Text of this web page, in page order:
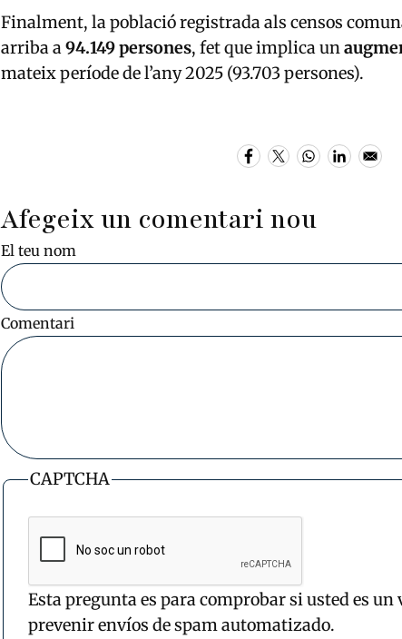
Finalment, la població registrada als censos
arriba a94.149 persones, fet que implica un
mateix període de l’any 2025 (93.703 persones).
Afegeix un comentari nou
El teu nom
Comentari
CAPTCHA
Esta pregunta es para comprobar si usted es
prevenir envíos de spam automatizado.